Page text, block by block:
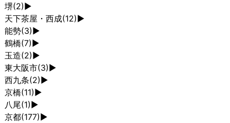
堺(2) ►
天下茶屋・西成(12) ►
能勢(3) ►
鶴橋(7) ►
玉造(2) ►
東大阪市(3) ►
西九条(2) ►
京橋(11) ►
八尾(1) ►
京都(177) ►